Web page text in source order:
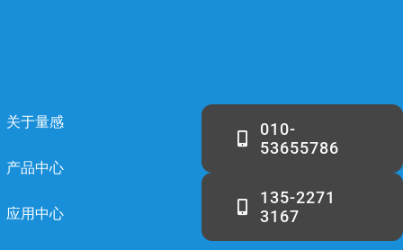
关于量感
产品中心
应用中心
010-
53655786
135-2271
3167